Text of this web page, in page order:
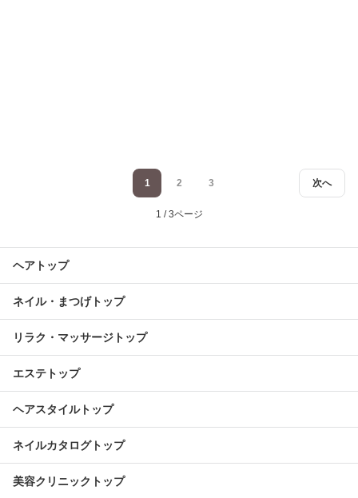
次へ
1 2 3
1 / 3ページ
ヘアトップ
ネイル・まつげトップ
リラク・マッサージトップ
エステトップ
ヘアスタイルトップ
ネイルカタログトップ
美容クリニックトップ